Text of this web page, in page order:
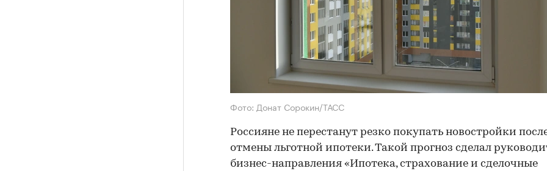
Фото: Донат Сорокин/ТАСС
Россияне не перестанут резко покупать новостройки
отмены льготной ипотеки. Такой прогноз сделал
бизнес-направления «Ипотека, страхование и сделочные